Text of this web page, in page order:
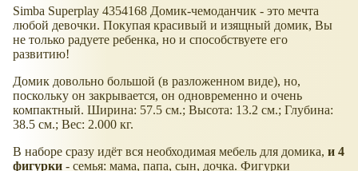
Simba Superplay 4354168 Домик-чемоданчик - это мечта
любой девочки. Покупая красивый и изящный домик, Вы
не только радуете ребенка, но и способствуете его
развитию!
Домик довольно большой (в разложенном виде), но,
поскольку он закрывается, он одновременно и очень
компактный. Ширина: 57.5 см.; Высота: 13.2 см.; Глубина:
38.5 см.; Вес: 2.000 кг.
В наборе сразу идёт вся необходимая мебель для домика, и 4
фигурки - семья: мама, папа, сын, дочка. Фигурки